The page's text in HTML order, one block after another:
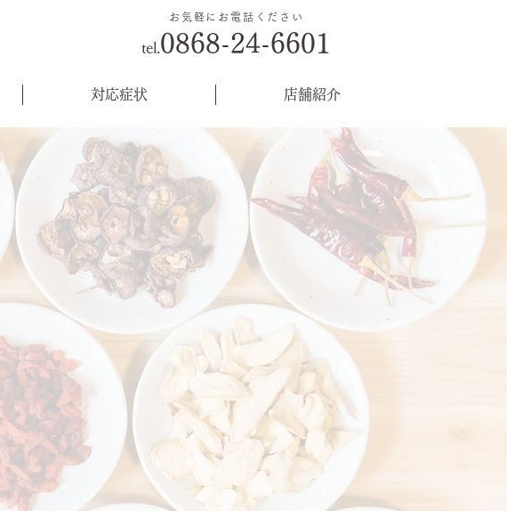
​お問合せ
お気軽にお電話ください
tel.0868-24-6601
対応症状 店舗紹介
ために
っています。